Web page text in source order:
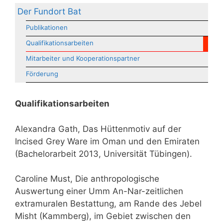
Der Fundort Bat
Publikationen
Qualifikationsarbeiten
Mitarbeiter und Kooperationspartner
Förderung
Qualifikationsarbeiten
Alexandra Gath, Das Hüttenmotiv auf der
Incised Grey Ware im Oman und den Emiraten
(Bachelorarbeit 2013, Universität Tübingen).
Caroline Must, Die anthropologische
Auswertung einer Umm An-Nar-zeitlichen
extramuralen Bestattung, am Rande des Jebel
Misht (Kammberg), im Gebiet zwischen den